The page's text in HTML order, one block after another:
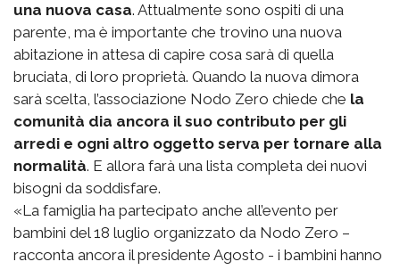
una nuova casa. Attualmente sono ospiti di una
parente, ma è importante che trovino una nuova
abitazione in attesa di capire cosa sarà di quella
bruciata, di loro proprietà. Quando la nuova dimora
sarà scelta, l’associazione Nodo Zero chiede che la
comunità dia ancora il suo contributo per gli
arredi e ogni altro oggetto serva per tornare alla
normalità. E allora farà una lista completa dei nuovi
bisogni da soddisfare.
«La famiglia ha partecipato anche all’evento per
bambini del 18 luglio organizzato da Nodo Zero –
racconta ancora il presidente Agosto - i bambini hanno